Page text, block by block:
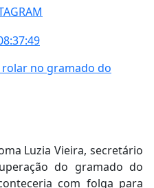
rolar no gramado do
Luzia Vieira, secretário
do gramado do
com folga para